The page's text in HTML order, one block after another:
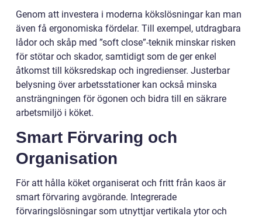
Genom att investera i moderna kökslösningar kan man
även få ergonomiska fördelar. Till exempel, utdragbara
lådor och skåp med ”soft close”-teknik minskar risken
för stötar och skador, samtidigt som de ger enkel
åtkomst till köksredskap och ingredienser. Justerbar
belysning över arbetsstationer kan också minska
ansträngningen för ögonen och bidra till en säkrare
arbetsmiljö i köket.
Smart Förvaring och
Organisation
För att hålla köket organiserat och fritt från kaos är
smart förvaring avgörande. Integrerade
förvaringslösningar som utnyttjar vertikala ytor och